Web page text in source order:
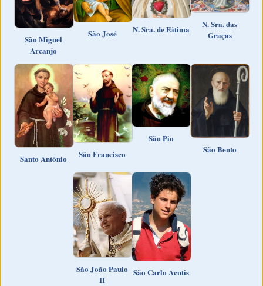
São Miguel
Arcanjo
São José N. Sra. de Fátima
N. Sra. das
Graças
Santo Antônio São Francisco
São Pio
São Bento
São João Paulo
II
São Carlo Acutis